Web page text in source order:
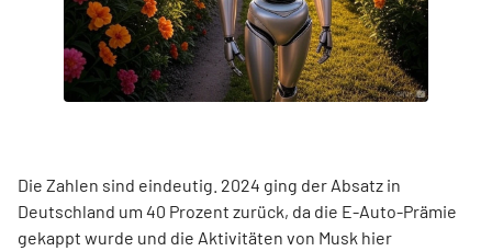
Die Zahlen sind eindeutig. 2024 ging der Absatz in
Deutschland um 40 Prozent zurück, da die E-Auto-Prämie
gekappt wurde und die Aktivitäten von Musk hier